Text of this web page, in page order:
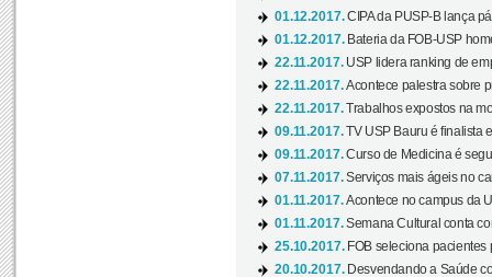
01.12.2017.CIPA da PUSP-B lança
01.12.2017. Bateria da FOB-USP
22.11.2017. USP lidera ranking de
22.11.2017.Acontece palestra sobre
22.11.2017.Trabalhos expostos na
09.11.2017.TV USP Bauru é finalista
09.11.2017.Curso de Medicina é
07.11.2017.Serviços mais ágeis no
01.11.2017.Acontece no campus da
01.11.2017.Semana Cultural conta
25.10.2017. FOB seleciona pacientes
20.10.2017. Desvendando a Saúde